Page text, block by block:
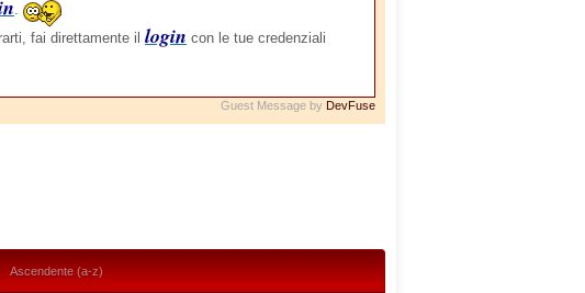
.
fai direttamente il login con le tue credenziali
Guest Message by DevFuse
Ascendente (a-z)